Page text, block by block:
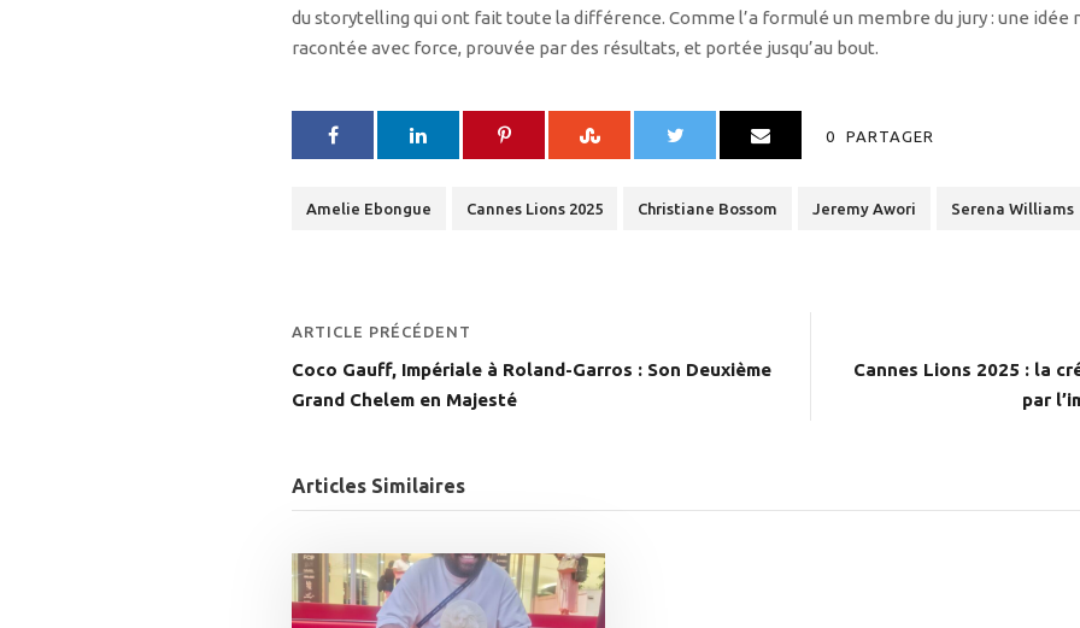
du storytelling qui ont fait toute la différence. Comme l’a formulé un membre du jury : une idée
racontée avec force, prouvée par des résultats, et portée jusqu’au bout.
0 PARTAGER
Amelie Ebongue Cannes Lions 2025 Christiane Bossom Jeremy Awori Serena Williams
ARTICLE PRÉCÉDENT
Coco Gauff, Impériale à Roland-Garros : Son Deuxième
Grand Chelem en Majesté
Cannes Lions 2025 : la
par
Articles Similaires